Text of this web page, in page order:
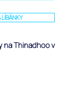
na Thinadhoo v